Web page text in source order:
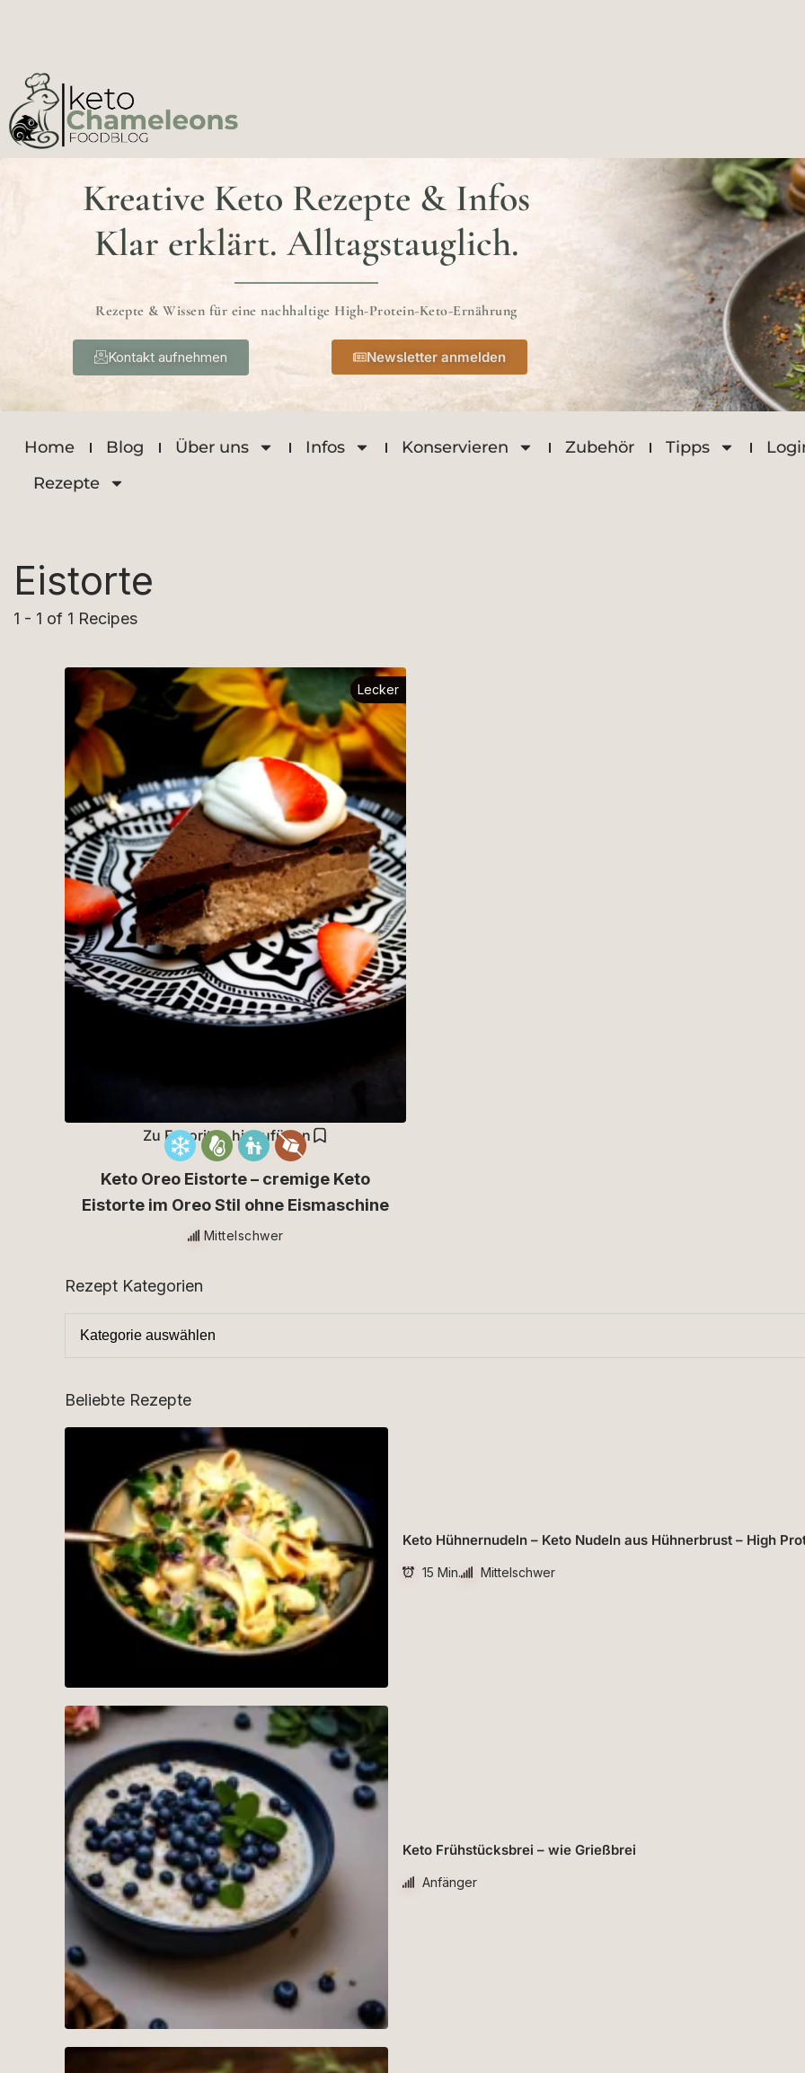
Kreative Keto Rezepte & Infos
Klar erklärt. Alltagstauglich.
Rezepte & Wissen für eine nachhaltige High-Protein-Keto-Ernährung
Kontakt aufnehmen Newsletter anmelden
Home Blog Über uns Infos Konservieren Zubehör Tipps
Rezepte
Eistorte
1 - 1 of 1 Recipes
Zu Favoriten hinzufügen
Lecker
Keto Oreo Eistorte – cremige Keto
Eistorte im Oreo Stil ohne Eismaschine
Mittelschwer
Rezept Kategorien
Beliebte Rezepte
Keto Hühnernudeln – Keto Nudeln aus Hühnerbrust – High
15 Min. Mittelschwer
Keto Frühstücksbrei – wie Grießbrei
Anfänger